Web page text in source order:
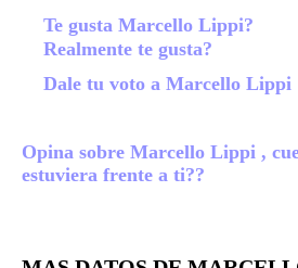
Te gusta Marcello Lippi?
Realmente te gusta?
Dale tu voto a Marcello Lippi
Opina sobre Marcello Lippi ,
estuviera frente a ti??